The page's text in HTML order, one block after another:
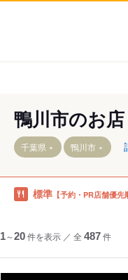
鴨川市のお店
千葉県 鴨川市
標準 【予約・PR店舗優先
1～20件を表示 ／ 全 487件